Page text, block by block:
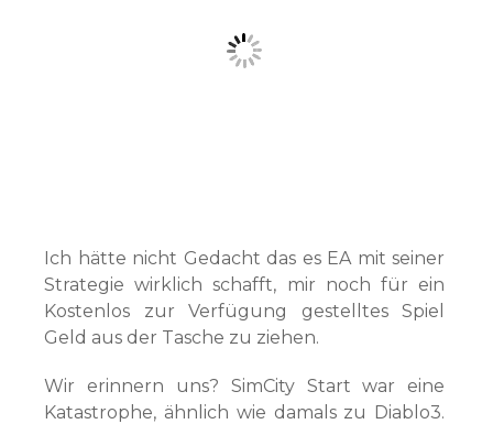
Ich hätte nicht Gedacht das es EA mit seiner
Strategie wirklich schafft, mir noch für ein
Kostenlos zur Verfügung gestelltes Spiel
Geld aus der Tasche zu ziehen.
Wir erinnern uns? SimCity Start war eine
Katastrophe, ähnlich wie damals zu Diablo3.